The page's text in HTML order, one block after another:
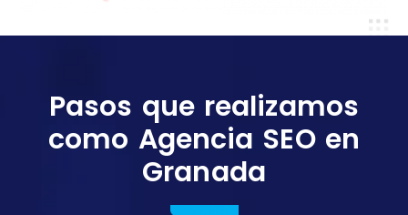
Pasos que realizamos
como Agencia SEO en
Granada